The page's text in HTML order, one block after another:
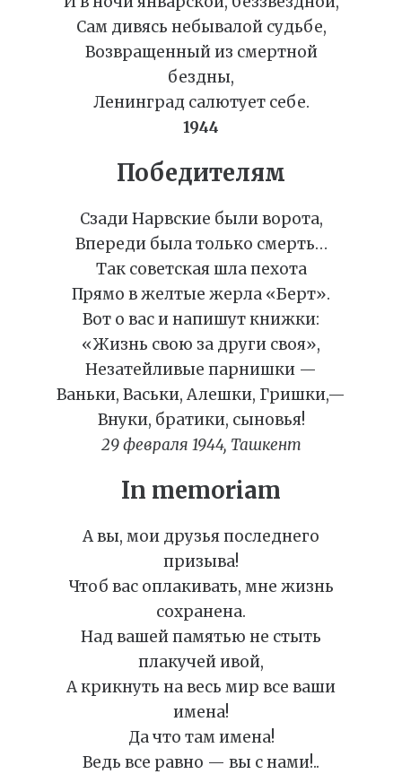
Сам дивясь небывалой судьбе,
Возвращенный из смертной
бездны,
Ленинград салютует себе.
1944
Победителям
Сзади Нарвские были ворота,
Впереди была только смерть…
Так советская шла пехота
Прямо в желтые жерла «Берт».
Вот о вас и напишут книжки:
«Жизнь свою за други своя»,
Незатейливые парнишки —
Ваньки, Васьки, Алешки, Гришки,—
Внуки, братики, сыновья!
29 февраля 1944, Ташкент
In memoriam
А вы, мои друзья последнего
призыва!
Чтоб вас оплакивать, мне жизнь
сохранена.
Над вашей памятью не стыть
плакучей ивой,
А крикнуть на весь мир все ваши
имена!
Да что там имена!
Ведь все равно — вы с нами!..